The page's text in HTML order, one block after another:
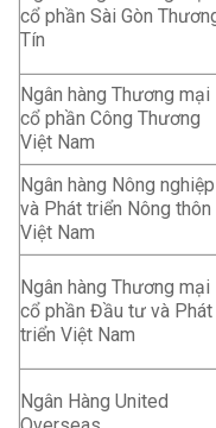
cổ phần Sài Gòn
Tín
Ngân hàng Thương mại
cổ phần Công Thương
Việt Nam
Ngân hàng Nông nghiệp
và Phát triển Nông thôn
Việt Nam
Ngân hàng Thương mại
cổ phần Đầu tư và Phát
triển Việt Nam
Ngân Hàng United